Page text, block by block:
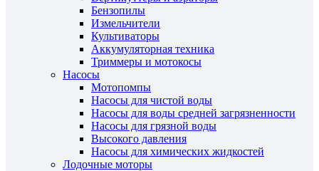
Бензопилы
Измельчители
Культиваторы
Аккумуляторная техника
Триммеры и мотокосы
Насосы
Мотопомпы
Насосы для чистой воды
Насосы для воды средней загрязненности
Насосы для грязной воды
Высокого давления
Насосы для химических жидкостей
Лодочные моторы